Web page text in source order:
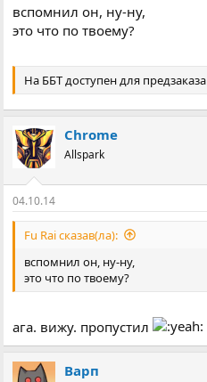
вспомнил он, ну-ну,
это что по твоему?
На ББТ доступен для предзаказа
Chrome
Allspark
04.10.14
Fu Rai сказав(ла):
вспомнил он, ну-ну,
это что по твоему?
ага. вижу. пропустил
Варп